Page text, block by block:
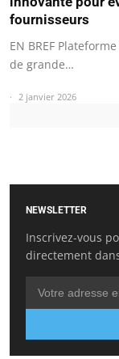
fournisseurs
EN BREF
de grande…
2 janvier 2026
NEWSLETTER
Inscrivez-vous
directement